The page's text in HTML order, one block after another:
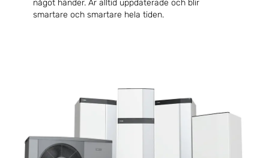
något händer. Är alltid uppdaterade och blir
smartare och smartare hela tiden.